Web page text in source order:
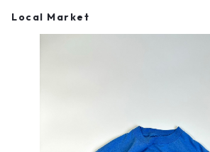
Local Market